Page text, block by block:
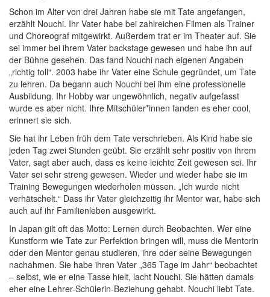
Schon im Alter von drei Jahren habe sie mit Tate angefangen,
erzählt Nouchi. Ihr Vater habe bei zahlreichen Filmen als Trainer
und Choreograf mitgewirkt. Außerdem trat er im Theater auf. Sie
sei immer bei ihrem Vater backstage gewesen und habe ihn auf
der Bühne gesehen. Das fand Nouchi nach eigenen Angaben
„richtig toll“. 2003 habe ihr Vater eine Schule gegründet, um Tate
zu lehren. Da begann auch Nouchi bei ihm eine professionelle
Ausbildung. Ihr Hobby war ungewöhnlich, negativ aufgefasst
wurde es aber nicht. Ihre Mitschüler*innen fanden es eher cool,
erinnert sie sich.
Sie hat ihr Leben früh dem Tate verschrieben. Als Kind habe sie
jeden Tag zwei Stunden geübt. Sie erzählt sehr positiv von ihrem
Vater, sagt aber auch, dass es keine leichte Zeit gewesen sei. Ihr
Vater sei sehr streng gewesen. Wieder und wieder habe sie im
Training Bewegungen wiederholen müssen. „Ich wurde nicht
verhätschelt.“ Dass ihr Vater gleichzeitig ihr Mentor war, habe sich
auch auf ihr Familienleben ausgewirkt.
In Japan gilt oft das Motto: Lernen durch Beobachten. Wer eine
Kunstform wie Tate zur Perfektion bringen will, muss die Mentorin
oder den Mentor genau studieren, ihre oder seine Bewegungen
nachahmen. Sie habe ihren Vater „365 Tage im Jahr“ beobachtet
– selbst, wie er eine Tasse hielt, lacht Nouchi. Sie hätten damals
eher eine Lehrer-Schülerin-Beziehung gehabt. Nouchi liebt Tate.